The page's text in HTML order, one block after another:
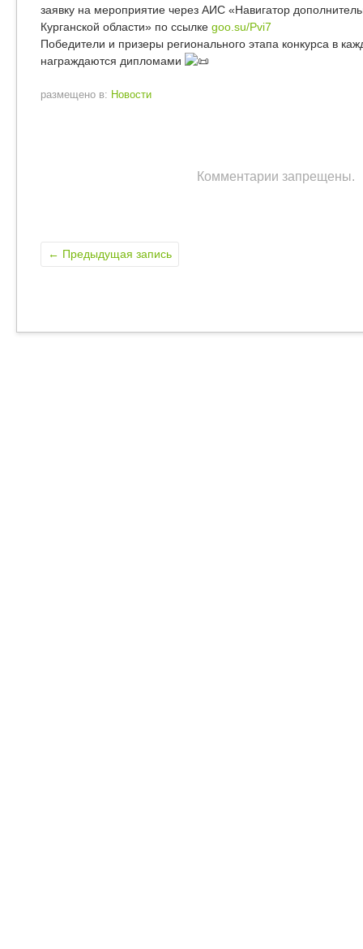
заявку на мероприятие через АИС «Навигатор
Курганской области» по ссылке goo.su/Pvi7
Победители и призеры регионального этапа конкурса в
награждаются дипломами
размещено в: Новости
Комментарии запрещены.
← Предыдущая запись